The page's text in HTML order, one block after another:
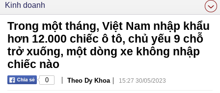
Kinh doanh
Trong một tháng, Việt Nam nhập khẩu
hơn 12.000 chiếc ô tô, chủ yếu 9 chỗ
trở xuống, một dòng xe không nhập
chiếc nào
0 | Theo Dy Khoa | 15:27 30/05/2023